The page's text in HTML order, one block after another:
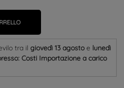
tra il giovedì 13 agostoe lunedì
Costi Importazione a carico